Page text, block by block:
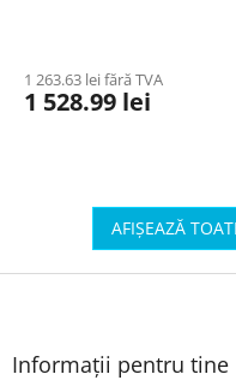
1 263.63 lei fără TVA
1 528.99 lei
AFIŞEAZĂ
S
Informații pentru tine